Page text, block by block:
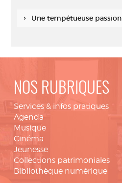
Une tempétueuse passion
NOS RUBRIQUES
Services & infos pratiques
Agenda
Musique
Cinéma
Jeunesse
Collections patrimoniales
Bibliothèque numérique